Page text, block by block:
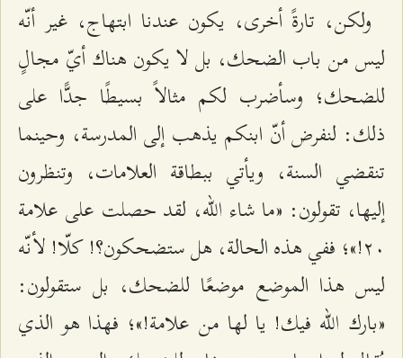
ولكن، تارةً أخرى، يكون عندنا ابتهاج، غير أنّه
ليس من باب الضحك، بل لا يكون هناك أيّ مجالٍ
للضحك؛ وسأضرب لكم مثالاً بسيطًا جدًّا على
ذلك: لنفرض أنّ ابنكم يذهب إلى المدرسة، وحينما
تنقضي السنة، ويأتي ببطاقة العلامات، وتنظرون
إليها، تقولون: «ما شاء الله، لقد حصلت على علامة
٢۰!»؛ ففي هذه الحالة، هل ستضحكون؟! كلّا! لأنّه
ليس هذا الموضع موضعًا للضحك، بل ستقولون:
«بارك الله فيك! يا لها من علامة!»؛ فهذا هو الذي